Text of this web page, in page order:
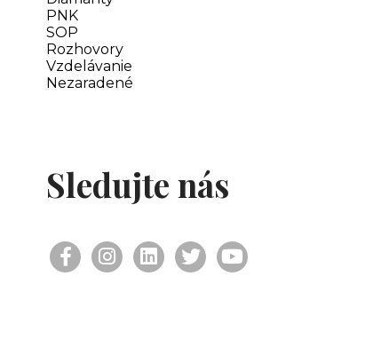
PNK
SOP
Rozhovory
Vzdelávanie
Nezaradené
Sledujte nás